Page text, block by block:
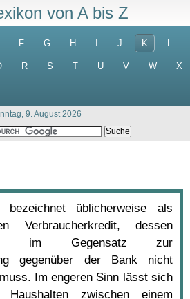
von A bis Z
F G H J K L
R S T U V W X
9. August 2026
bezeichnet üblicherweise als
Verbraucherkredit, dessen
im Gegensatz zur
gegenüber der Bank nicht
Im engeren Sinn lässt sich
zwischen einem